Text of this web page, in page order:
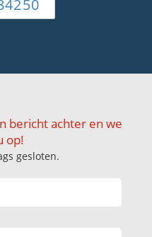
bericht achter en we
op!
gesloten.